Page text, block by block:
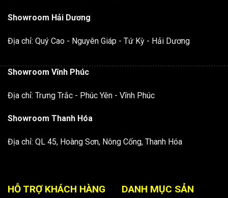
Showroom Hải Dương
Địa chỉ: Quý Cao - Nguyên Giáp - Tứ Kỳ - Hải Dương
Showroom Vĩnh Phúc
Địa chỉ: Trưng Trắc - Phúc Yên - Vĩnh Phúc
Showroom Thanh Hóa
Địa chỉ: QL 45, Hoàng Sơn, Nông Cống, Thanh Hóa
HỖ TRỢ KHÁCH HÀNG
DANH MỤC SẢN